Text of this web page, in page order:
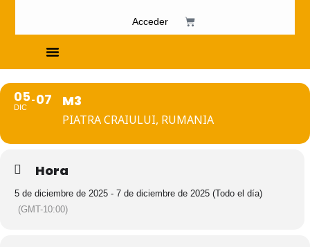
Acceder
05
DIC 07 M3
PIATRA CRAIULUI, RUMANIA
Hora
5 de diciembre de 2025 - 7 de diciembre de 2025 (Todo el día)
(GMT-10:00)